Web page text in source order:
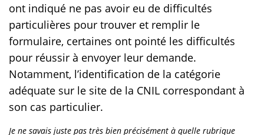
ont indiqué ne pas avoir eu de difficultés
particulières pour trouver et remplir le
formulaire, certaines ont pointé les difficultés
pour réussir à envoyer leur demande.
Notamment, l’identification de la catégorie
adéquate sur le site de la CNIL correspondant à
son cas particulier.
Je ne savais juste pas très bien précisément à quelle rubrique